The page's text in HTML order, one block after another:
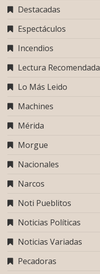
Destacadas
Espectáculos
Incendios
Lectura Recomendada
Lo Más Leido
Machines
Mérida
Morgue
Nacionales
Narcos
Noti Pueblitos
Noticias Políticas
Noticias Variadas
Pecadoras